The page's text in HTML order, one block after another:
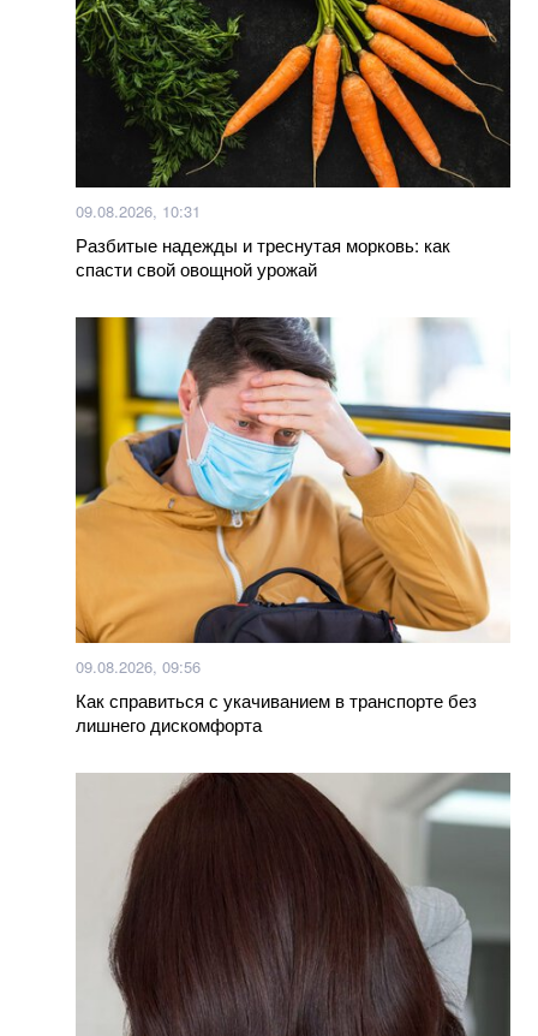
Глава Пентагона оценил шансы Украины на
успешное контрнаступление
Как варить яйца на Пасху, чтобы они не
Между Азербайджаном и Арменией произошло
вооруженное столкновение
Больше новостей
09.08.2026, 10:31
Разбитые надежды и треснутая морковь: как
спасти свой овощной урожай
09.08.2026, 09:56
Как справиться с укачиванием в транспорте без
лишнего дискомфорта